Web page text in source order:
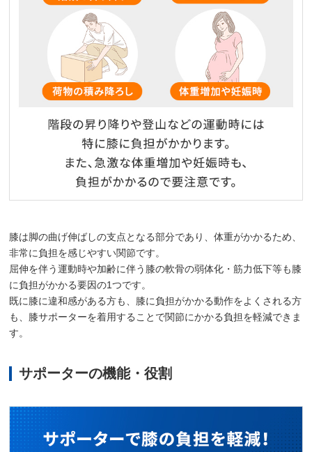
膝は脚の曲げ伸ばしの支点となる部分であり、体重がかかるため、
非常に負担を感じやすい関節です。
屈伸を伴う運動時や加齢に伴う膝の軟骨の弱体化・筋力低下等も膝
に負担がかかる要因の1つです。
既に膝に違和感がある方も、膝に負担がかかる動作をよくされる方
も、膝サポーターを着用することで関節にかかる負担を軽減できま
す。
サポーターの機能・役割